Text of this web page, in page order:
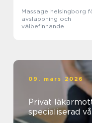
Massage helsingborg
avslappning och
välbefinnande
09. mars 2026
Privat
specialiserad